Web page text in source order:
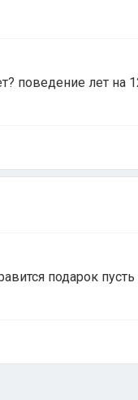
поведение лет на
подарок